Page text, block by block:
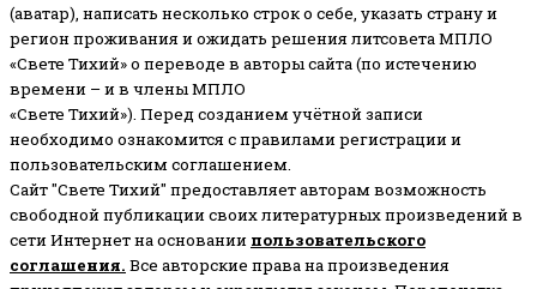
(аватар), написать несколько строк о себе, указать страну и
регион проживания и ожидать решения литсовета МПЛО
«Свете Тихий» о переводе в авторы сайта (по истечению
времени – и в члены МПЛО
«Свете Тихий»). Перед созданием учётной записи
необходимо ознакомится с правилами регистрации и
пользовательским соглашением.
Сайт "Свете Тихий" предоставляет авторам возможность
свободной публикации своих литературных произведений в
сети Интернет на основании пользовательского
соглашения. Все авторские права на произведения